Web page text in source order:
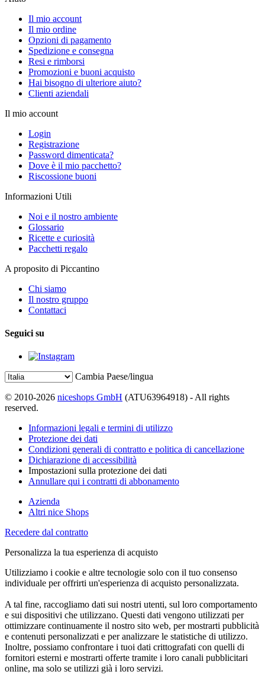
Il mio account
Il mio ordine
Opzioni di pagamento
Spedizione e consegna
Resi e rimborsi
Promozioni e buoni acquisto
Hai bisogno di ulteriore aiuto?
Clienti aziendali
Il mio account
Login
Registrazione
Password dimenticata?
Dove è il mio pacchetto?
Riscossione buoni
Informazioni Utili
Noi e il nostro ambiente
Glossario
Ricette e curiosità
Pacchetti regalo
A proposito di Piccantino
Chi siamo
Il nostro gruppo
Contattaci
Seguici su
Cambia Paese/lingua
© 2010-2026 niceshops GmbH (ATU63964918) - All rights
reserved.
Informazioni legali e termini di utilizzo
Protezione dei dati
Condizioni generali di contratto e politica di cancellazione
Dichiarazione di accessibilità
Impostazioni sulla protezione dei dati
Annullare qui i contratti di abbonamento
Azienda
Altri nice Shops
Recedere dal contratto
Personalizza la tua esperienza di acquisto
Utilizziamo i cookie e altre tecnologie solo con il tuo consenso
individuale per offrirti un'esperienza di acquisto personalizzata.
A tal fine, raccogliamo dati sui nostri utenti, sul loro comportamento
e sui dispositivi che utilizzano. Questi dati vengono utilizzati per
ottimizzare continuamente il nostro sito web, per mostrarti pubblicità
e contenuti personalizzati e per analizzare le statistiche di utilizzo.
Inoltre, possiamo confrontare i tuoi dati crittografati con quelli di
fornitori esterni e mostrarti offerte tramite i loro canali pubblicitari
online, ma solo se utilizzi già i loro servizi.